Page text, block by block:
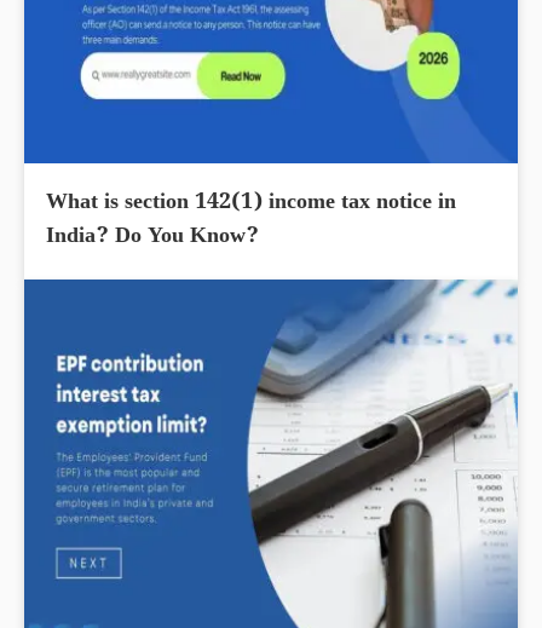
What is section 142(1) income tax notice in
India? Do You Know?